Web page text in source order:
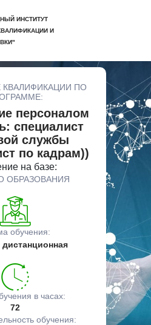
ИНСТИТУТ
И
ПО
персоналом
специалист
службы
по кадрам))
на базе:
ОБРАЗОВАНИЯ
обучения:
дистанционная
в часах:
72
обучения: